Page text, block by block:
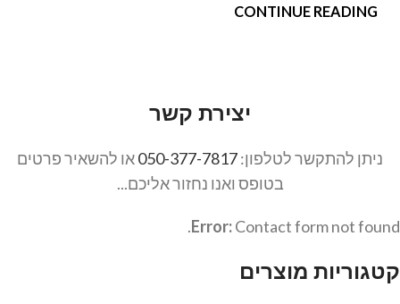
CONTINUE READING
יצירת קשר
ניתן להתקשר לטלפון:050-377-7817או להשאיר פרטים
בטופס ואנו נחזור אליכם...
Error:Contact form not found.
קטגוריות מוצרים